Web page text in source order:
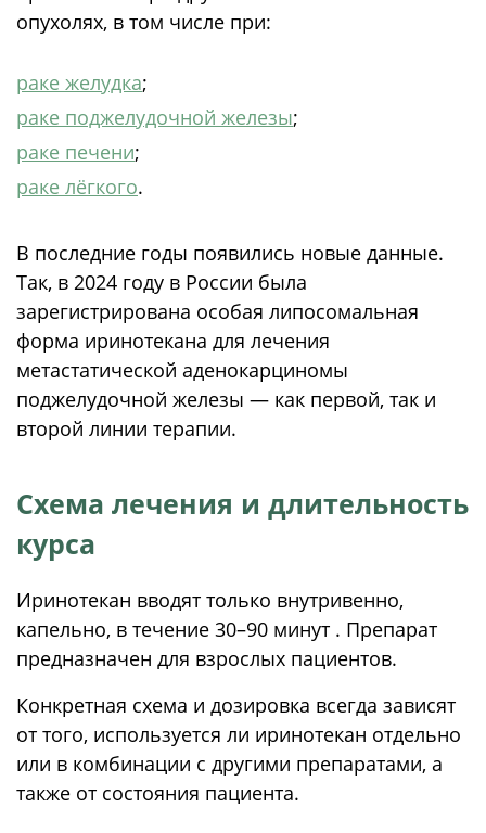
опухолях, в том числе при:
раке желудка;
раке поджелудочной железы;
раке печени;
раке лёгкого.
В последние годы появились новые данные.
Так, в 2024 году в России была
зарегистрирована особая липосомальная
форма иринотекана для лечения
метастатической аденокарциномы
поджелудочной железы — как первой, так и
второй линии терапии.
Схема лечения и длительность
курса
Иринотекан вводят только внутривенно,
капельно, в течение 30–90 минут . Препарат
предназначен для взрослых пациентов.
Конкретная схема и дозировка всегда зависят
от того, используется ли иринотекан отдельно
или в комбинации с другими препаратами, а
также от состояния пациента.